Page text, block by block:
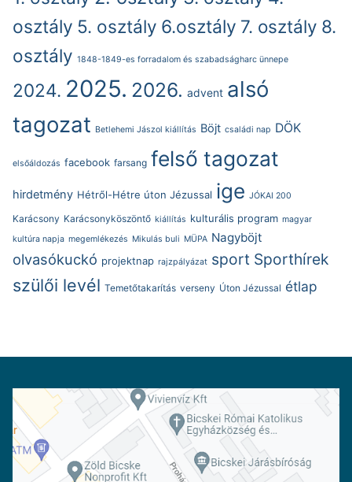
osztály 5. osztály 6.osztály 7. osztály 8.
osztály 1848-1849-es forradalom és szabadságharc ünnepe
2024. 2025. 2026. advent alsó
tagozat Betlehemi Jászol kiállítás Böjt családi nap DÖK
elsőáldozás facebook farsang felső tagozat
hirdetmény Hétről-Hétre úton Jézussal ige JÓKAI 200
Karácsony Karácsonyköszöntő kiállítás kulturális program magyar
kultúra napja megemlékezés Mikulás buli MÜPA Nagyböjt
olvasókuckó projektnap rajzpályázat sport Sporthírek
szülői levél Temetőtakarítás verseny Úton Jézussal étlap